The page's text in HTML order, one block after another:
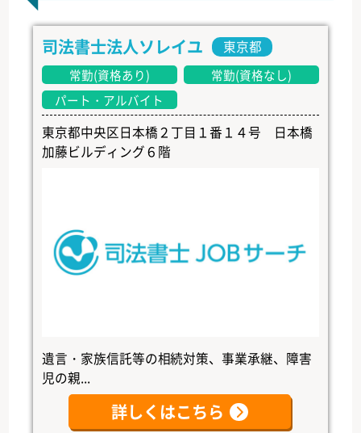
司法書士法人ソレイユ 東京都
常勤(資格あり)
常勤(資格なし)
パート・アルバイト
東京都中央区日本橋２丁目１番１４号 日本橋
加藤ビルディング６階
遺言・家族信託等の相続対策、事業承継、障害
児の親...
詳しくはこちら